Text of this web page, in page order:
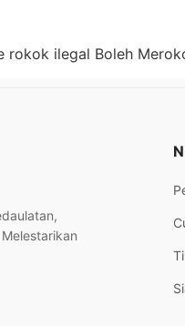
rokok ilegal Boleh